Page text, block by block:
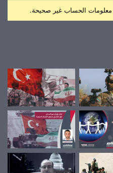
معلومات الحساب غير صحيحة.